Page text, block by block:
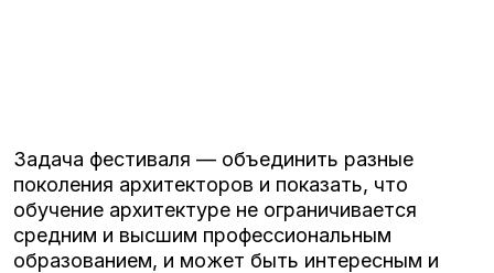
Задача фестиваля — объединить разные
поколения архитекторов и показать, что
обучение архитектуре не ограничивается
средним и высшим профессиональным
образованием, и может быть интересным и